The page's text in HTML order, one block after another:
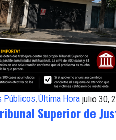
Públicos Última Hora julio 30,
Superior de